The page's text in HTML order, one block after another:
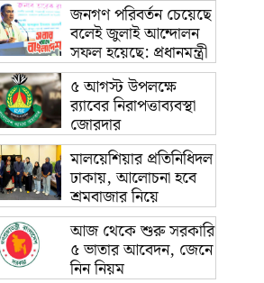
জনগণ পরিবর্তন চেয়েছে
বলেই জুলাই আন্দোলন
সফল হয়েছে: প্রধানমন্ত্রী
৫ আগস্ট উপলক্ষে
র‌্যাবের নিরাপত্তাব্যবস্থা
জোরদার
মালয়েশিয়ার প্রতিনিধিদল
ঢাকায়, আলোচনা হবে
শ্রমবাজার নিয়ে
আজ থেকে শুরু সরকারি
৫ ভাতার আবেদন, জেনে
নিন নিয়ম